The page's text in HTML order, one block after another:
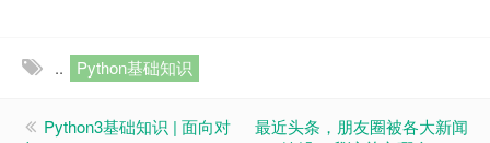
.. Python基础知识
Python3基础知识 | 面向对
最近头条，朋友圈被各大新闻